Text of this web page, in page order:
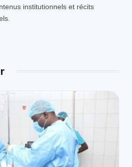
institutionnels et récits